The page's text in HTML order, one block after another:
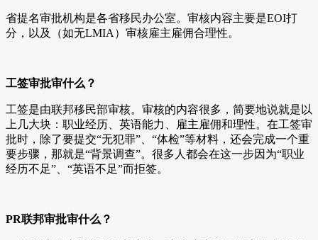
省提名审批机构是各省移民办公室。审核内容主要是EOI打
分，以及（如无LMIA）审核雇主雇佣合理性。
工签审批审什么？
工签是由联邦移民部审核。审核的内容很多，简要地说就是以
上几大块：职业经历、英语能力、雇主雇佣和理性。在工签审
批时，除了要提交“无犯罪”、“体检”等材料，还会完成一个重
要步骤，那就是“背景调查”。很多人都会在这一步因为“职业
经历不足”、“英语不足”而拒签。
PR联邦审批审什么？